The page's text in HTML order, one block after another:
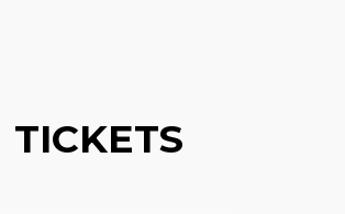
TICKETS